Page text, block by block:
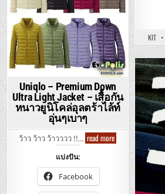
KIT
นิ
โคล่
ใส่
สบายๆ
Uniqlo – Premium Down
Ultra Light Jacket – เสื้อกัน
หนาวยูนิโคล่อุลตร้าไล้ท์
อุ่นๆเบาๆ
ว้าว ว้าว ว้าวววว !!… read moreUniqlo
–
Premium
Down
Jacket
แบ่งปัน:
Facebook
Posted